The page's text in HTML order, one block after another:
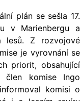
plán se sešla 17.
v Marienbergu a
lesů. Z rozvojové
je vyrovnání se
priorit, obsahující
člen komise Ingo
komisi o